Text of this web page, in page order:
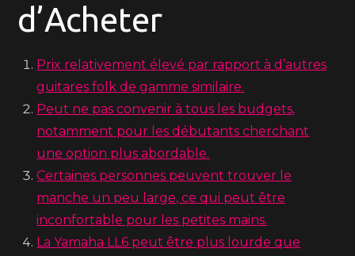
d’Acheter
Prix relativement élevé par rapport à d’autres
guitares folk de gamme similaire.
Peut ne pas convenir à tous les budgets,
notamment pour les débutants cherchant
une option plus abordable.
Certaines personnes peuvent trouver le
manche un peu large, ce qui peut être
inconfortable pour les petites mains.
La Yamaha LL6 peut être plus lourde que